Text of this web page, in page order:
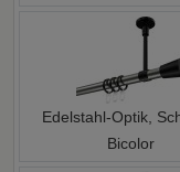
Edelstahl-Optik,
Bicolor